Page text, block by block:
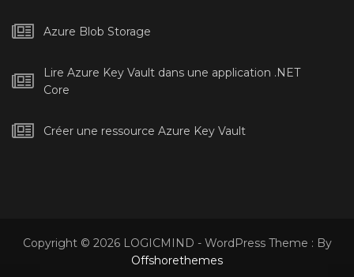
Azure Blob Storage
Lire Azure Key Vault dans une application .NET
Core
Créer une ressource Azure Key Vault
Copyright © 2026 LOGICMIND - WordPress Theme : By
Offshorethemes